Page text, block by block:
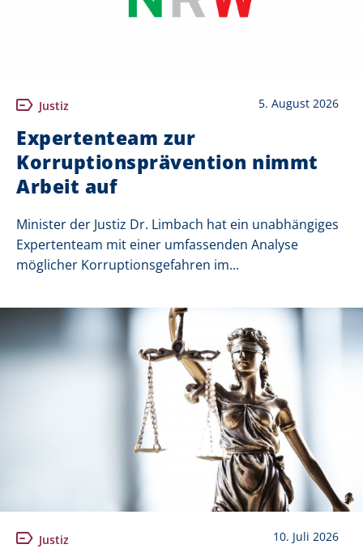
Justiz 5. August 2026
Expertenteam zur
Korruptionsprävention nimmt
Arbeit auf
Minister der Justiz Dr. Limbach hat ein unabhängiges
Expertenteam mit einer umfassenden Analyse
möglicher Korruptionsgefahren im...
Justiz 10. Juli 2026